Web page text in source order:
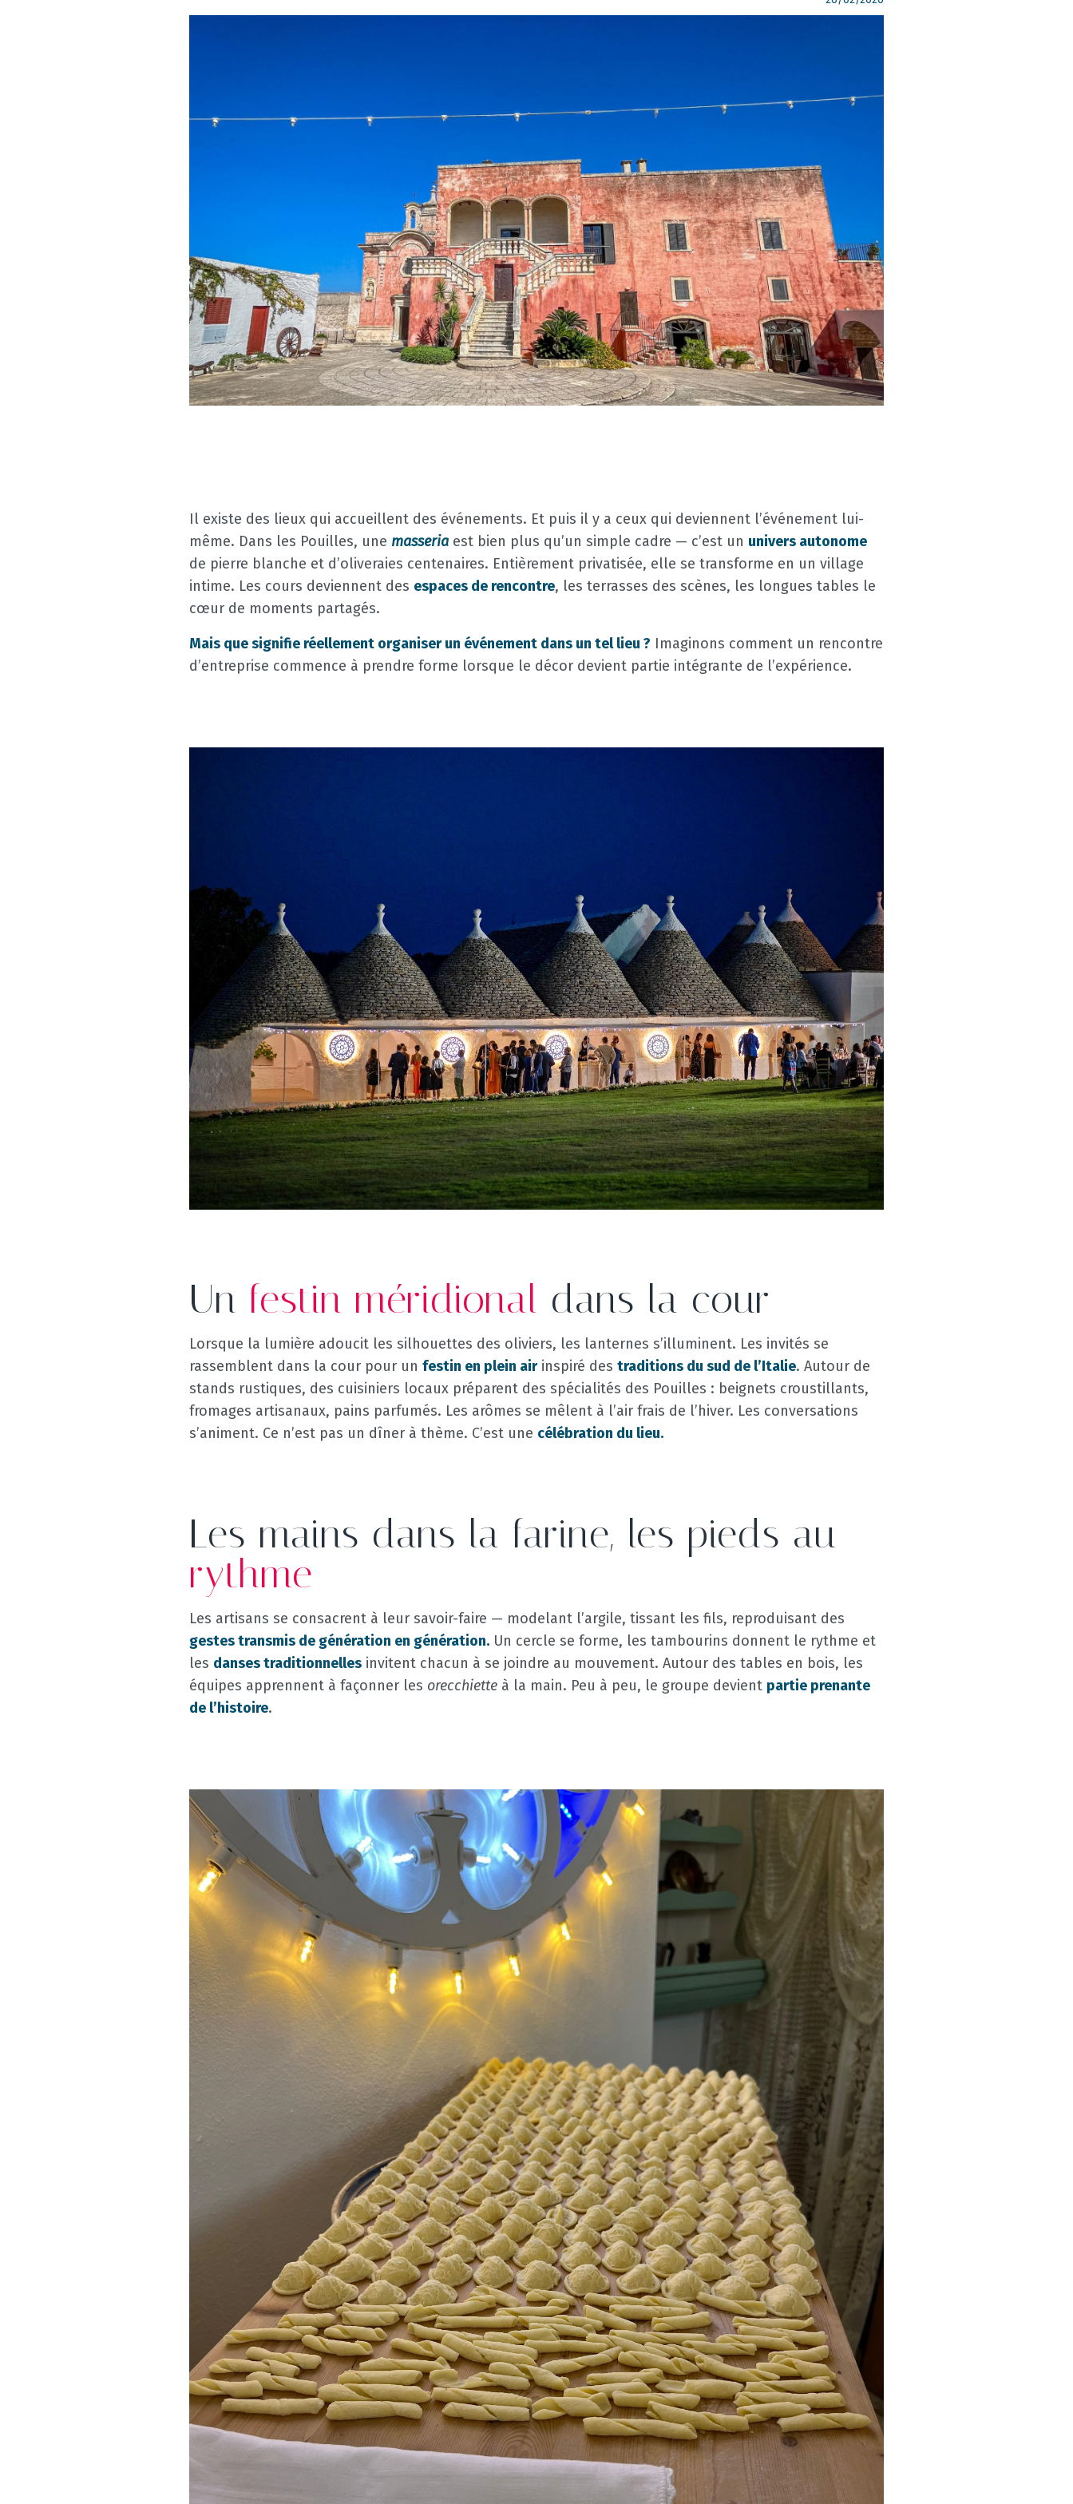
Il existe des lieux qui accueillent des événements. Et puis il y a ceux qui deviennent l’événement lui-
même. Dans les Pouilles, une masseria est bien plus qu’un simple cadre — c’est un univers autonome
de pierre blanche et d’oliveraies centenaires. Entièrement privatisée, elle se transforme en un village
intime. Les cours deviennent des espaces de rencontre, les terrasses des scènes, les longues tables le
cœur de moments partagés.
Mais que signifie réellement organiser un événement dans un tel lieu ? Imaginons comment un rencontre
d’entreprise commence à prendre forme lorsque le décor devient partie intégrante de l’expérience.
Un festin méridional dans la cour
Lorsque la lumière adoucit les silhouettes des oliviers, les lanternes s’illuminent. Les invités se
rassemblent dans la cour pour un festin en plein airinspiré des traditions du sud de l’Italie. Autour de
stands rustiques, des cuisiniers locaux préparent des spécialités des Pouilles : beignets croustillants,
fromages artisanaux, pains parfumés. Les arômes se mêlent à l’air frais de l’hiver. Les conversations
s’animent. Ce n’est pas un dîner à thème. C’est une célébration du lieu.
Les mains dans la farine, les pieds au
rythme
Les artisans se consacrent à leur savoir-faire — modelant l’argile, tissant les fils, reproduisant des
gestes transmis de génération en génération. Un cercle se forme, les tambourins donnent le rythme et
les danses traditionnelles invitent chacun à se joindre au mouvement. Autour des tables en bois, les
équipes apprennent à façonner les orecchiette à la main. Peu à peu, le groupe devient partie prenante
de l’histoire.